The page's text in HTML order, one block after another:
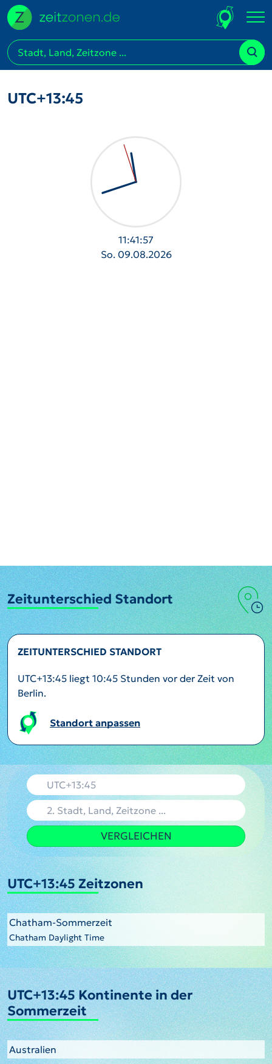
UTC+13:45
11:41:57
So. 09.08.2026
Zeitunterschied Standort
ZEITUNTERSCHIED STANDORT
UTC+13:45 liegt 10:45 Stunden vor der Zeit von
Berlin.
Standort anpassen
VERGLEICHEN
UTC+13:45 Zeitzonen
Chatham-Sommerzeit
Chatham Daylight Time
UTC+13:45 Kontinente in der
Sommerzeit
Australien